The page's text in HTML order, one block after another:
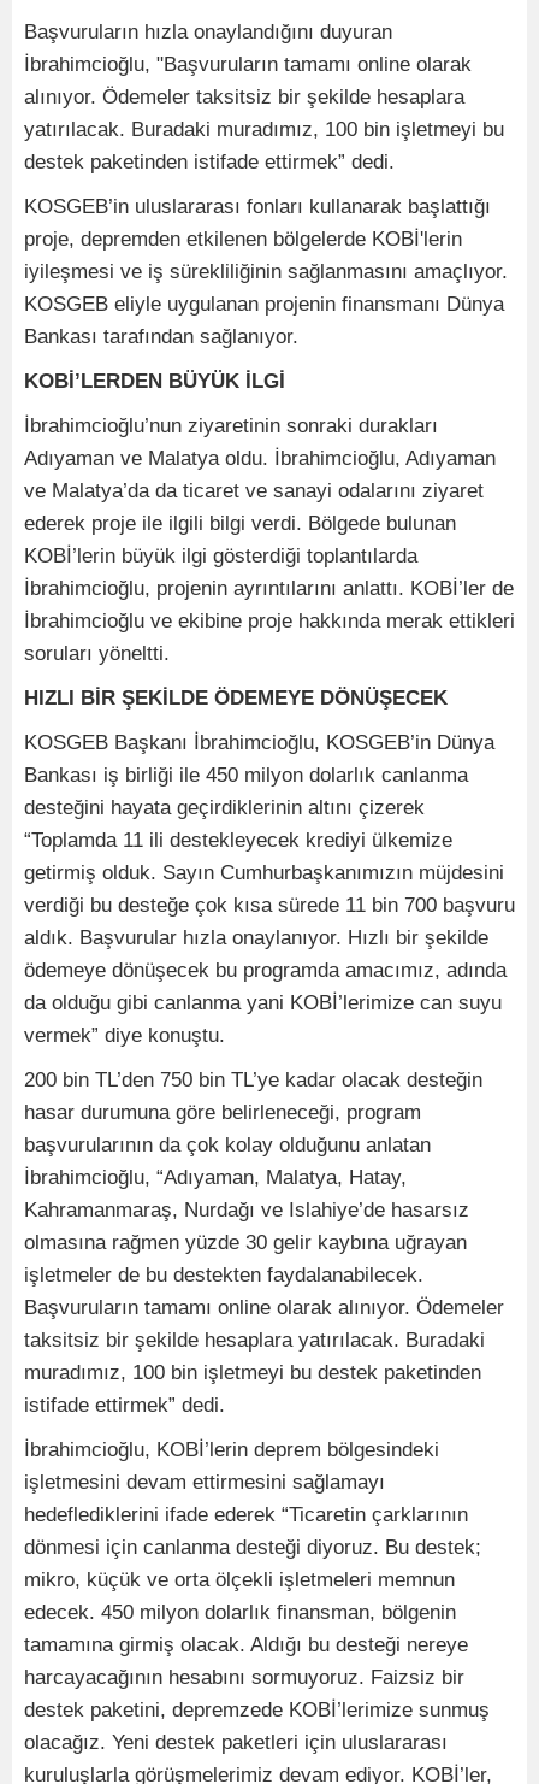
Başvuruların hızla onaylandığını duyuran
İbrahimcioğlu, "Başvuruların tamamı online olarak
alınıyor. Ödemeler taksitsiz bir şekilde hesaplara
yatırılacak. Buradaki muradımız, 100 bin işletmeyi bu
destek paketinden istifade ettirmek” dedi.
KOSGEB’in uluslararası fonları kullanarak başlattığı
proje, depremden etkilenen bölgelerde KOBİ'lerin
iyileşmesi ve iş sürekliliğinin sağlanmasını amaçlıyor.
KOSGEB eliyle uygulanan projenin finansmanı Dünya
Bankası tarafından sağlanıyor.
KOBİ’LERDEN BÜYÜK İLGİ
İbrahimcioğlu’nun ziyaretinin sonraki durakları
Adıyaman ve Malatya oldu. İbrahimcioğlu, Adıyaman
ve Malatya’da da ticaret ve sanayi odalarını ziyaret
ederek proje ile ilgili bilgi verdi. Bölgede bulunan
KOBİ’lerin büyük ilgi gösterdiği toplantılarda
İbrahimcioğlu, projenin ayrıntılarını anlattı. KOBİ’ler de
İbrahimcioğlu ve ekibine proje hakkında merak ettikleri
soruları yöneltti.
HIZLI BİR ŞEKİLDE ÖDEMEYE DÖNÜŞECEK
KOSGEB Başkanı İbrahimcioğlu, KOSGEB’in Dünya
Bankası iş birliği ile 450 milyon dolarlık canlanma
desteğini hayata geçirdiklerinin altını çizerek
“Toplamda 11 ili destekleyecek krediyi ülkemize
getirmiş olduk. Sayın Cumhurbaşkanımızın müjdesini
verdiği bu desteğe çok kısa sürede 11 bin 700 başvuru
aldık. Başvurular hızla onaylanıyor. Hızlı bir şekilde
ödemeye dönüşecek bu programda amacımız, adında
da olduğu gibi canlanma yani KOBİ’lerimize can suyu
vermek” diye konuştu.
200 bin TL’den 750 bin TL’ye kadar olacak desteğin
hasar durumuna göre belirleneceği, program
başvurularının da çok kolay olduğunu anlatan
İbrahimcioğlu, “Adıyaman, Malatya, Hatay,
Kahramanmaraş, Nurdağı ve Islahiye’de hasarsız
olmasına rağmen yüzde 30 gelir kaybına uğrayan
işletmeler de bu destekten faydalanabilecek.
Başvuruların tamamı online olarak alınıyor. Ödemeler
taksitsiz bir şekilde hesaplara yatırılacak. Buradaki
muradımız, 100 bin işletmeyi bu destek paketinden
istifade ettirmek” dedi.
İbrahimcioğlu, KOBİ’lerin deprem bölgesindeki
işletmesini devam ettirmesini sağlamayı
hedeflediklerini ifade ederek “Ticaretin çarklarının
dönmesi için canlanma desteği diyoruz. Bu destek;
mikro, küçük ve orta ölçekli işletmeleri memnun
edecek. 450 milyon dolarlık finansman, bölgenin
tamamına girmiş olacak. Aldığı bu desteği nereye
harcayacağının hesabını sormuyoruz. Faizsiz bir
destek paketini, depremzede KOBİ’lerimize sunmuş
olacağız. Yeni destek paketleri için uluslararası
kuruluşlarla görüşmelerimiz devam ediyor. KOBİ’ler,